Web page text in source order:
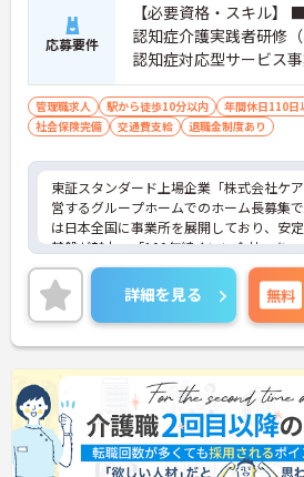
応募要件
【必要資格・スキル】
認知症介護実践者研修
認知症対応型サービス
■マネジメント経験が
管理職求人 駅から徒歩10分以内 年間休日110日
社会保険完備
交通費支給 退職金制度あり
東証スタンダード上場企業「株式会社ケ
営するグループホームでのホーム長募集
は日本全国に事業所を展開しており、安
基盤が魅力。「100年続くいい会社」を
に、スタッフが安心して長く働ける環境
力しています。年間休日は111日、夏季・
もしっかり取得可能です。また、映画や
設の割引が受けられる組合制度や、毎年
誕生日プレゼントなど、ユニークで充実
生も嬉しいポイント。マネジメント経験
スタッフを大切にしながらより良い施設を
きたいという意欲のある方に最適な環境
によるサポート体制も整っているため、
専念できます。ご興味のある方は詳細等
ますので、お気軽にお問い合わせくださ
詳細を見る 無料